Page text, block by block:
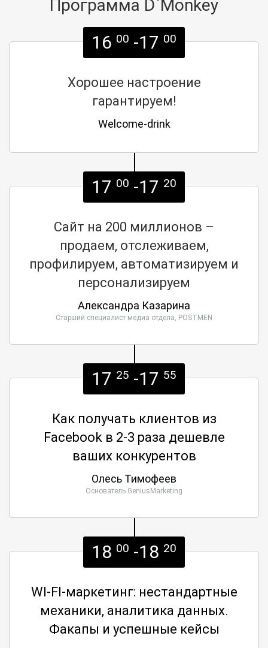
Программа D`Monkey
16 00 -17 00
Хорошее настроение
гарантируем!
Welcome-drink
17 00 -17 20
Сайт на 200 миллионов –
продаем, отслеживаем,
профилируем, автоматизируем и
персонализируем
Александра Казарина
Старший специалист медиа отдела, POSTMEN
17 25 -17 55
Как получать клиентов из
Facebook в 2-3 раза дешевле
ваших конкурентов
Олесь Тимофеев
Основатель GeniusMarketing
18 00 -18 20
WI-FI-маркетинг: нестандартные
механики, аналитика данных.
Факапы и успешные кейсы